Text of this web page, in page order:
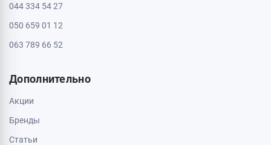
044 334 54 27
050 659 01 12
063 789 66 52
Дополнительно
Акции
Бренды
Статьи